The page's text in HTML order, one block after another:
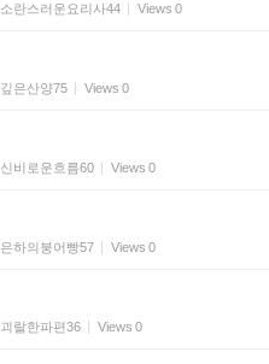
소란스러운요리사44 Views 0
깊은산양75 Views 0
신비로운흐름60 Views 0
은하의붕어빵57 Views 0
괴랄한파편36 Views 0